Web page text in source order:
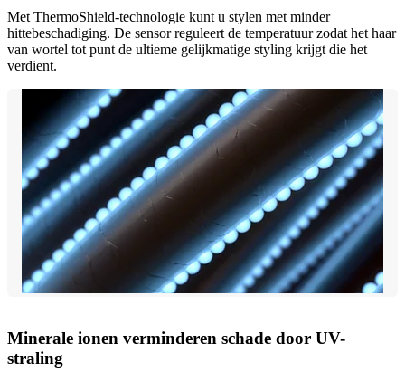
Met ThermoShield-technologie kunt u stylen met minder
hittebeschadiging. De sensor reguleert de temperatuur zodat het haar
van wortel tot punt de ultieme gelijkmatige styling krijgt die het
verdient.
Minerale ionen verminderen schade door UV-
straling